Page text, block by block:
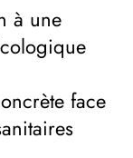
à une
face